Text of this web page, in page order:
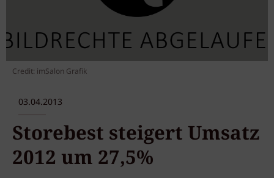
Credit: imSalon Grafik
03.04.2013
Storebest steigert Umsatz
2012 um 27,5%